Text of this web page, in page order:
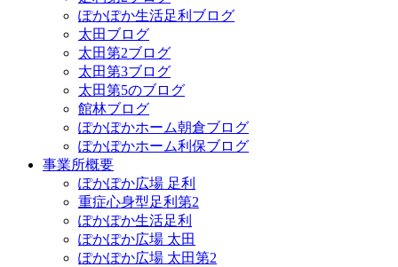
ぽかぽか生活足利ブログ
太田ブログ
太田第2ブログ
太田第3ブログ
太田第5のブログ
館林ブログ
ぽかぽかホーム朝倉ブログ
ぽかぽかホーム利保ブログ
事業所概要
ぽかぽか広場 足利
重症心身型足利第2
ぽかぽか生活足利
ぽかぽか広場 太田
ぽかぽか広場 太田第2